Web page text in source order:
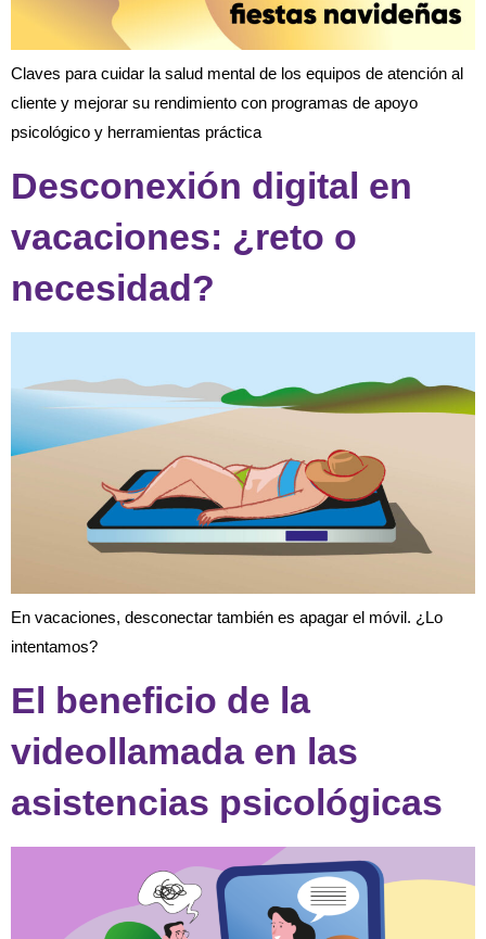
Claves para cuidar la salud mental de los equipos de atención al
cliente y mejorar su rendimiento con programas de apoyo
psicológico y herramientas práctica
Desconexión digital en
vacaciones: ¿reto o
necesidad?
En vacaciones, desconectar también es apagar el móvil. ¿Lo
intentamos?
El beneficio de la
videollamada en las
asistencias psicológicas